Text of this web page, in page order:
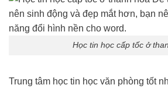
Học tin học cấp tốc ở
Trung tâm học tin học văn phòng tốt